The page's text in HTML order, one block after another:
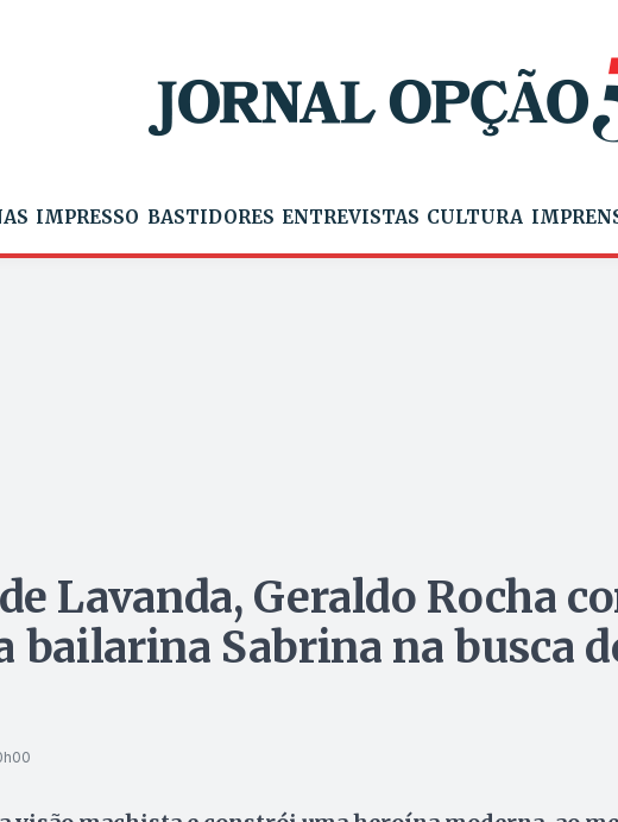
IMPRESSO BASTIDORES ENTREVISTAS CULTURA
Lavanda, Geraldo Rocha
bailarina Sabrina na busca